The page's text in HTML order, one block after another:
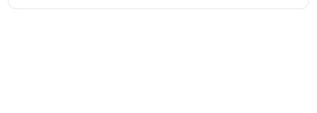
ജോർജ്ജ് ഓർവെലിന്റെ യഥാർത്ഥ പേര്എറിക്